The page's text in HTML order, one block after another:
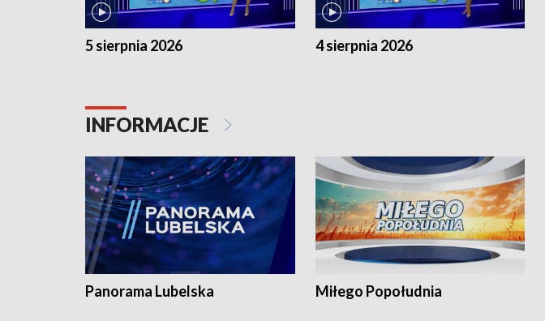
5 sierpnia 2026 4 sierpnia 2026
INFORMACJE
Panorama Lubelska Miłego Popołudnia